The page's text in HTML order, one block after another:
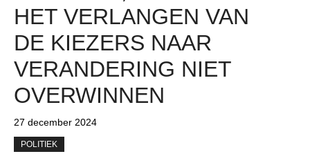
HET VERLANGEN VAN
DE KIEZERS NAAR
VERANDERING NIET
OVERWINNEN
27 december 2024
POLITIEK